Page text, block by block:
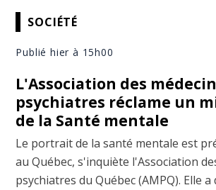
SOCIÉTÉ
Publié hier à 15h00
L'Association des
psychiatres réclame un
de la Santé mentale
Le portrait de la santé mentale est
au Québec, s'inquiète l'Association
psychiatres du Québec (AMPQ). Elle a